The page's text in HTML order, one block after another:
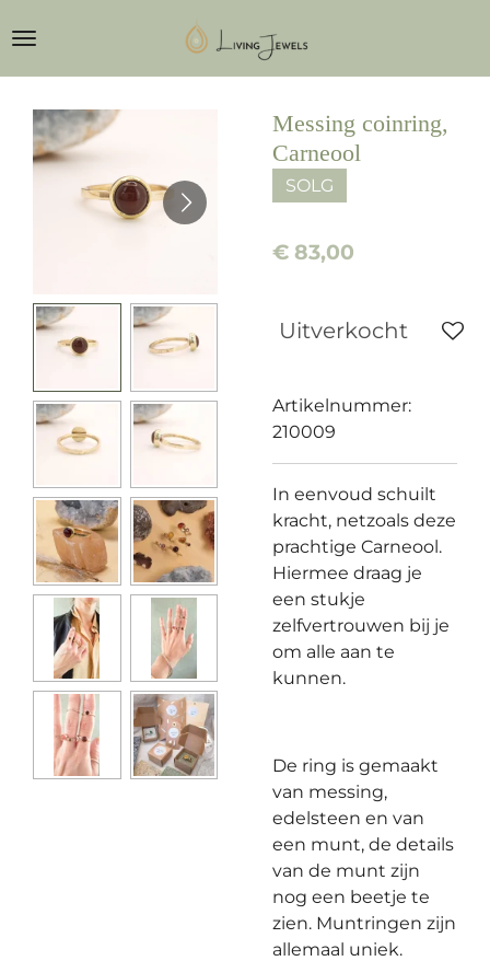
direct
naar
hoofdinhoud
Messing coinring,
Carneool
SOLG
€ 83,00
Uitverkocht
Artikelnummer:
210009
In eenvoud schuilt
kracht, netzoals deze
prachtige Carneool.
Hiermee draag je
een stukje
zelfvertrouwen bij je
om alle aan te
kunnen.
De ring is gemaakt
van messing,
edelsteen en van
een munt, de details
van de munt zijn
nog een beetje te
zien. Muntringen zijn
allemaal uniek.